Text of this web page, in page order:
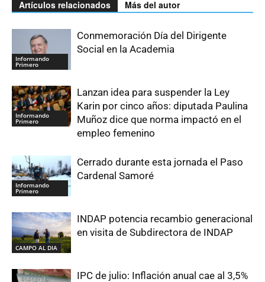
Artículos relacionados Más del autor
Informando
Primero
Conmemoración Día del Dirigente
Social en la Academia
Informando
Primero
Lanzan idea para suspender la Ley
Karin por cinco años: diputada Paulina
Muñoz dice que norma impactó en el
empleo femenino
Informando
Primero
Cerrado durante esta jornada el Paso
Cardenal Samoré
CAMPO AL DIA
INDAP potencia recambio generacional
en visita de Subdirectora de INDAP
IPC de julio: Inflación anual cae al 3,5%